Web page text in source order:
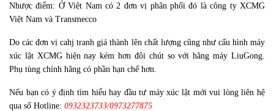
Nhược điểm: Ở Việt Nam có 2 đơn vị phân phối đó là công ty XCMG
Việt Nam và Transmecco
Do các đơn vị cahj tranh giá thành lên chất lượng cũng như cấu hình máy
xúc lật XCMG hiện nay kém hơn đôi chút so với hãng máy LiuGong.
Phụ tùng chính hãng có phần hạn chế hơn.
Nếu bạn có ý định tìm hiểu hay đầu tư máy xúc lật mới vui lòng liên hệ
qua số Hotline: 0932323733/0973277875